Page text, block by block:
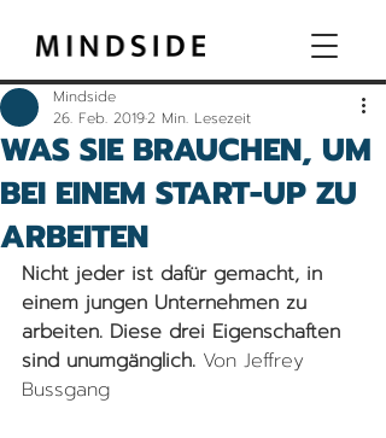
WAS SIE BRAUCHEN, UM
BEI EINEM START-UP ZU
ARBEITEN
Mindside
26. Feb. 20192 Min. Lesezeit
Nicht jeder ist dafür gemacht, in
einem jungen Unternehmen zu
arbeiten. Diese drei Eigenschaften
sind unumgänglich. Von Jeffrey
Bussgang